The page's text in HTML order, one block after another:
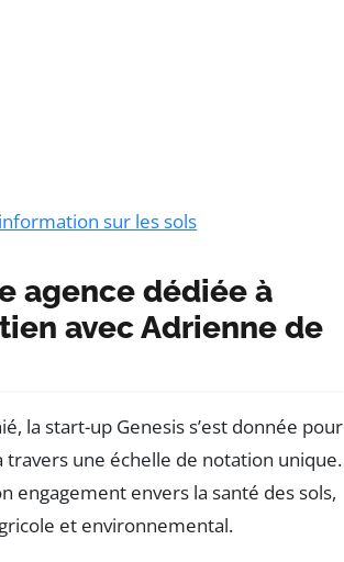
sur les sols
agence dédiée à
avec Adrienne de
la start-up Genesis s’est donnée pour
une échelle de notation unique.
engagement envers la santé des sols,
et environnemental.